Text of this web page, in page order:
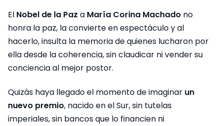
El Nobel de la Paz a María Corina Machado no
honra la paz, la convierte en espectáculo y al
hacerlo, insulta la memoria de quienes lucharon por
ella desde la coherencia, sin claudicar ni vender su
conciencia al mejor postor.
Quizás haya llegado el momento de imaginar un
nuevo premio, nacido en el Sur, sin tutelas
imperiales, sin bancos que lo financien ni